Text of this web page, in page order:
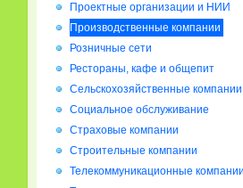
Проектные организации и НИИ
Производственные компании
Розничные сети
Рестораны, кафе и общепит
Сельскохозяйственные компании
Социальное обслуживание
Страховые компании
Строительные компании
Телекоммуникационные компании